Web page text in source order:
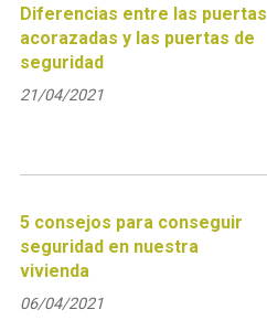
Diferencias entre las puertas
acorazadas y las puertas de
seguridad
21/04/2021
5 consejos para conseguir
seguridad en nuestra
vivienda
06/04/2021